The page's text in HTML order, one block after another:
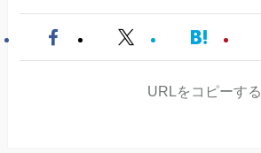
URLをコピーする